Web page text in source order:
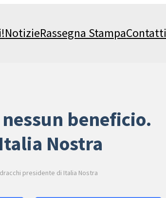
NotizieRassegna StampaContatti
beneficio.
Nostra
presidente di Italia Nostra